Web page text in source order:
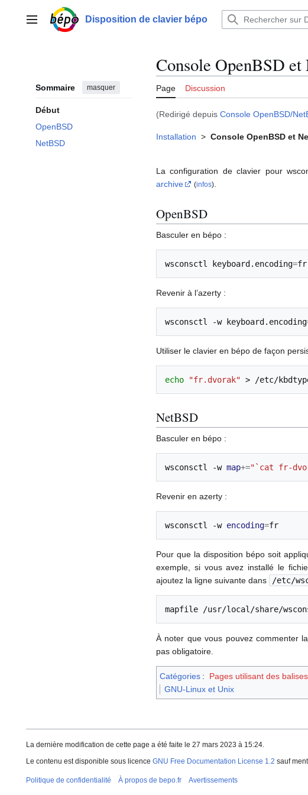
contenuMenu principalDisposition de clavier bépo
Sommaire masquer
Début
OpenBSD
NetBSD
Console OpenBSD
Page Discussion
(Redirigé depuis Console OpenBSD/
Installation > Console OpenBSD et
La configuration de clavier pour
archive
(infos)
OpenBSD
Basculer en bépo :
wsconsctl keyboard.encoding=
Revenir à l’azerty :
wsconsctl -w keyboard.encoding
Utiliser le clavier en bépo de façon
echo "fr.dvorak" >
NetBSD
Basculer en bépo :
wsconsctl -w map+="`cat fr-
Revenir en azerty :
wsconsctl -w encoding=
Pour que la disposition bépo soit
exemple, si vous avez installé le
ajoutez la ligne suivante dans
/etc/
mapfile /usr/local/share/
À noter que vous pouvez commenter
pas obligatoire.
Catégories : Pages utilisant des
GNU-Linux et Unix
La dernière modification de cette page a été faite le 27 mars 2023 à 15:24.
Le contenu est disponible sous licence GNU Free Documentation License 1.2 sauf
Politique de confidentialité À propos de bepo.fr Avertissements